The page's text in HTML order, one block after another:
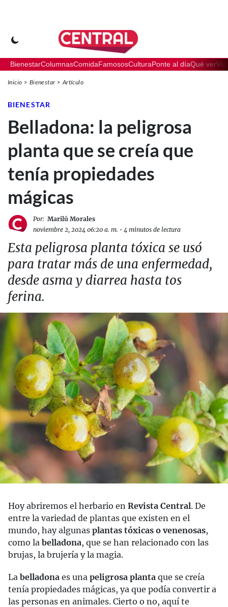
BienestarColumnasComidaFamososCulturaPonte al díaQué ver
Inicio Bienestar Artículo
BIENESTAR
Belladona: la peligrosa
planta que se creía que
tenía propiedades
mágicas
Por: Marilú Morales
noviembre 2, 2024 06:20 a. m. • 4 minutos de lectura
Esta peligrosa planta tóxica se usó
para tratar más de una enfermedad,
desde asma y diarrea hasta tos
ferina.
Hoy abriremos el herbario en Revista Central. De
entre la variedad de plantas que existen en el
mundo, hay algunas plantas tóxicas o venenosas,
como la belladona, que se han relacionado con las
brujas, la brujería y la magia.
La belladona es una peligrosa planta que se creía
tenía propiedades mágicas, ya que podía convertir a
las personas en animales. Cierto o no, aquí te